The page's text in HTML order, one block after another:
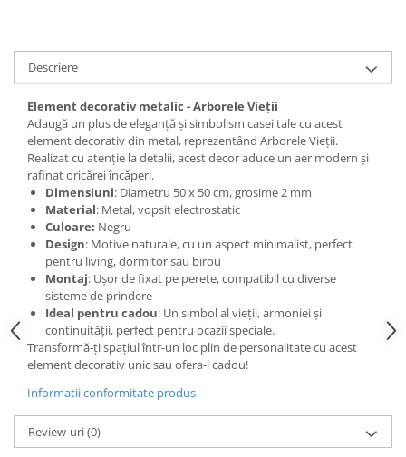
Descriere
Element decorativ metalic - Arborele Vieții
Adaugă un plus de eleganță și simbolism casei tale cu acest
element decorativ din metal, reprezentând Arborele Vieții.
Realizat cu atenție la detalii, acest decor aduce un aer modern și
rafinat oricărei încăperi.
Dimensiuni: Diametru 50 x 50 cm, grosime 2 mm
Material: Metal, vopsit electrostatic
Culoare: Negru
Design: Motive naturale, cu un aspect minimalist, perfect
pentru living, dormitor sau birou
Montaj: Ușor de fixat pe perete, compatibil cu diverse
sisteme de prindere
Ideal pentru cadou: Un simbol al vieții, armoniei și
continuității, perfect pentru ocazii speciale.
Transformă-ți spațiul într-un loc plin de personalitate cu acest
element decorativ unic sau ofera-l cadou!
Informatii conformitate produs
Review-uri(0)